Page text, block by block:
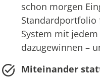
schon morgen
Standardportfolio
System mit
dazugewinnen –
Miteinander